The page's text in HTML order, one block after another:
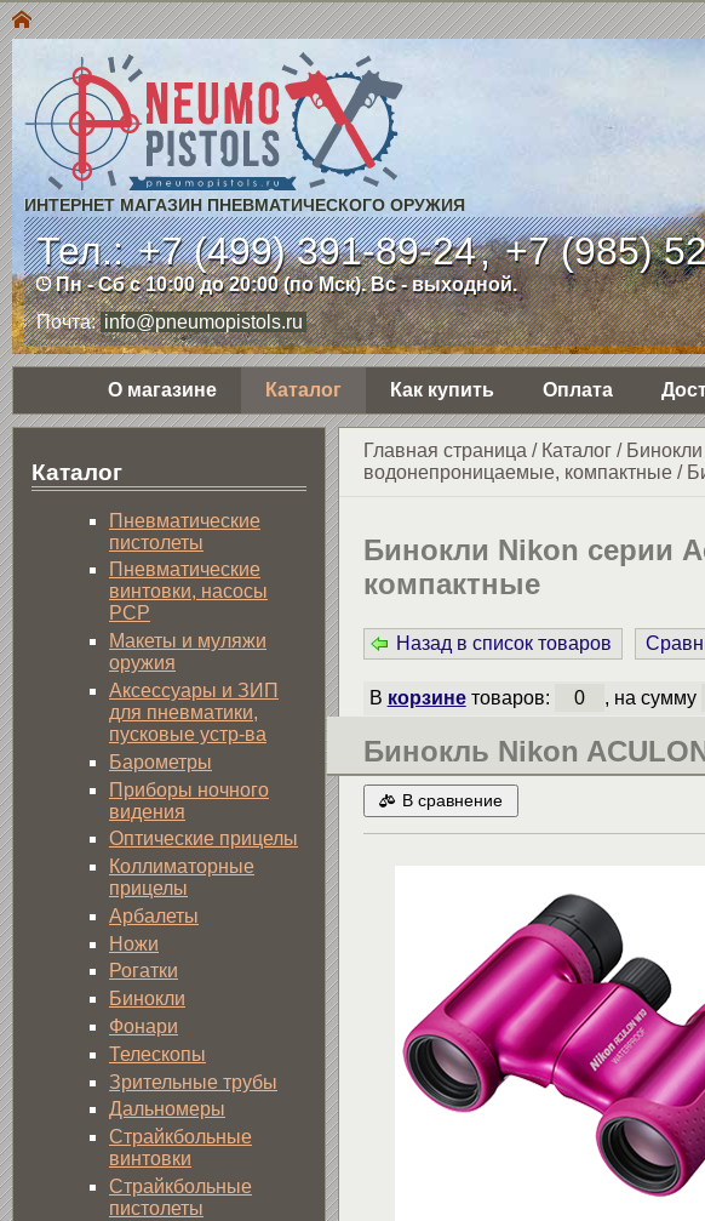
ИНТЕРНЕТ МАГАЗИН ПНЕВМАТИЧЕСКОГО ОРУЖИЯ
Тел.:+7 (499) 391-89-24,+7 (985)
Пн - Сб с 10:00 до 20:00 (по Мск). Вс - выходной.
Почта: info@pneumopistols.ru
О магазине Каталог Как купить Оплата
Главная страница / Каталог/ Бинокли
водонепроницаемые, компактные/
Бинокли Nikon серии
компактные
Назад в список товаров
В корзинетоваров: 0 , на сумму
Бинокль Nikon
В сравнение
Каталог
Пнев­ма­ти­чес­кие
пистолеты
Пневматические
винтовки, насосы
PCP
Макеты и муляжи
оружия
Аксессуары и ЗИП
для пневматики,
пусковые устр-ва
Барометры
Приборы ночного
видения
Оптические прицелы
Коллиматорные
прицелы
Арбалеты
Ножи
Рогатки
Бинокли
Фонари
Телескопы
Зрительные трубы
Дальномеры
Страйкбольные
винтовки
Страйкбольные
пистолеты